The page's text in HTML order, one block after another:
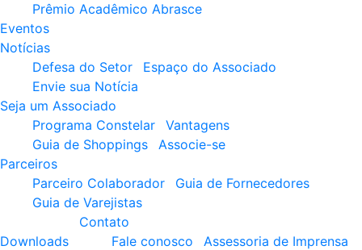
Prêmio Acadêmico Abrasce
Eventos
Notícias
Defesa do Setor
Espaço do Associado
Envie sua Notícia
Seja um Associado
Programa Constelar
Vantagens
Guia de Shoppings
Associe-se
Parceiros
Parceiro Colaborador
Guia de Fornecedores
Guia de Varejistas
Downloads
Contato
Fale conosco
Assessoria de Imprensa